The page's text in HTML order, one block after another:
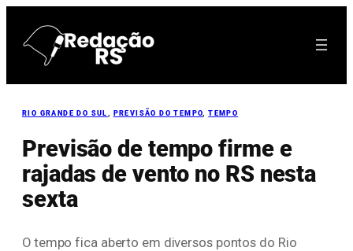
para
RIO GRANDE DO SUL , PREVISÃO DO TEMPO, TEMPO
Previsão de tempo firme e
rajadas de vento no RS nesta
sexta
O tempo fica aberto em diversos pontos do Rio